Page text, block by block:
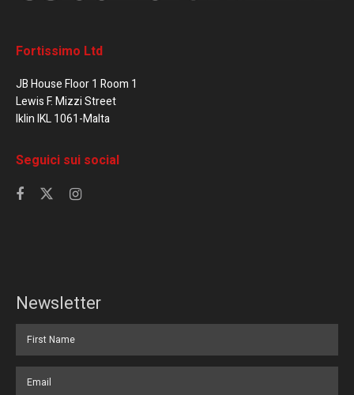
Fortissimo Ltd
JB House Floor 1 Room 1
Lewis F. Mizzi Street
Iklin IKL 1061-Malta
Seguici sui social
Newsletter